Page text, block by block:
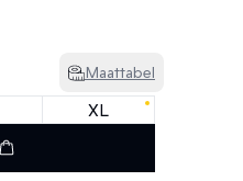
Maattabel
XL